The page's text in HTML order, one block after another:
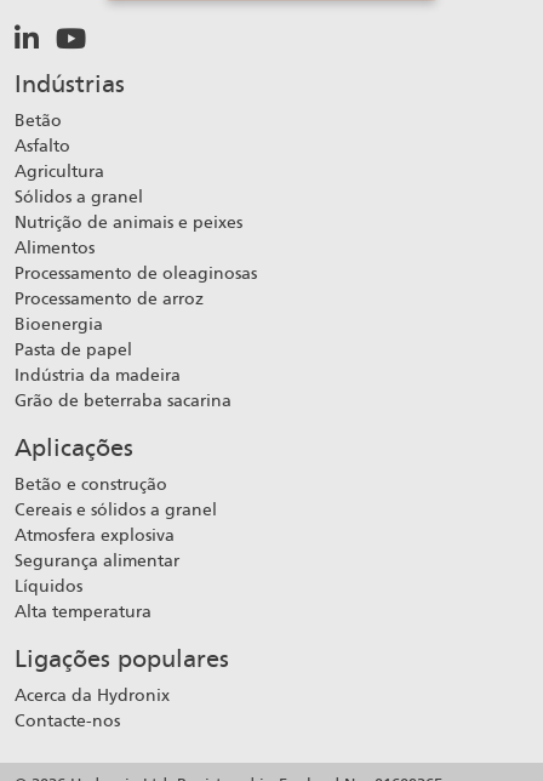
Indústrias
Betão
Asfalto
Agricultura
Sólidos a granel
Nutrição de animais e peixes
Alimentos
Processamento de oleaginosas
Processamento de arroz
Bioenergia
Pasta de papel
Indústria da madeira
Grão de beterraba sacarina
Aplicações
Betão e construção
Cereais e sólidos a granel
Atmosfera explosiva
Segurança alimentar
Líquidos
Alta temperatura
Ligações populares
Acerca da Hydronix
Contacte-nos